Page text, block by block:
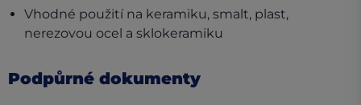
Vhodné použití na keramiku, smalt, plast,
nerezovou ocel a sklokeramiku
Podpůrné dokumenty